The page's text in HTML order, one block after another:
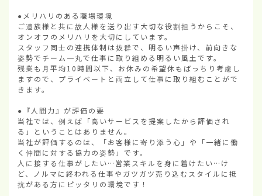
●メリハリのある職場環境
ご遺族様と共に故人様を送り出す大切な役割担うからこそ、
オンオフのメリハリを大切にしています。
スタッフ同士の連携体制は抜群で、明るい声掛け、前向きな
姿勢でチーム一丸で仕事に取り組める明るい風土です。
残業も月平均10時間以下、お休みの希望休もばっちり考慮し
ますので、プライベートと両立して仕事に取り組むことがで
きます。
●『人間力』が評価の要
当社では、例えば「高いサービスを提案したから評価され
る」ということはありません。
当社が評価するのは、「お客様に寄り添う心」や「一緒に働
く仲間に対する協力の姿勢」です。
人に接する仕事がしたい…営業スキルを身に着けたい…け
ど、ノルマに終われる仕事やガツガツ売り込むスタイルに抵
抗がある方にピッタリの環境です！